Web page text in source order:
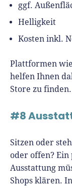
ggf.
Helligkeit
Kosten inkl.
Plattformen
helfen Ihnen
Store zu finden.
#8
Sitzen oder
oder offen? Ein
Ausstattung
Shops klären.